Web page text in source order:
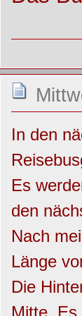
In den
Es
den
Nach
Länge
Die